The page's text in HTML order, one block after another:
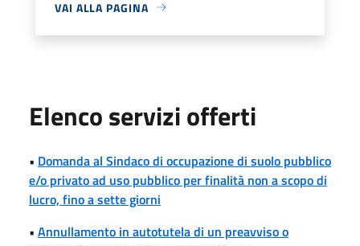
VAI ALLA PAGINA
Elenco servizi offerti
• Domanda al Sindaco di occupazione di suolo pubblico
e/o privato ad uso pubblico per finalità non a scopo di
lucro, fino a sette giorni
• Annullamento in autotutela di un preavviso o